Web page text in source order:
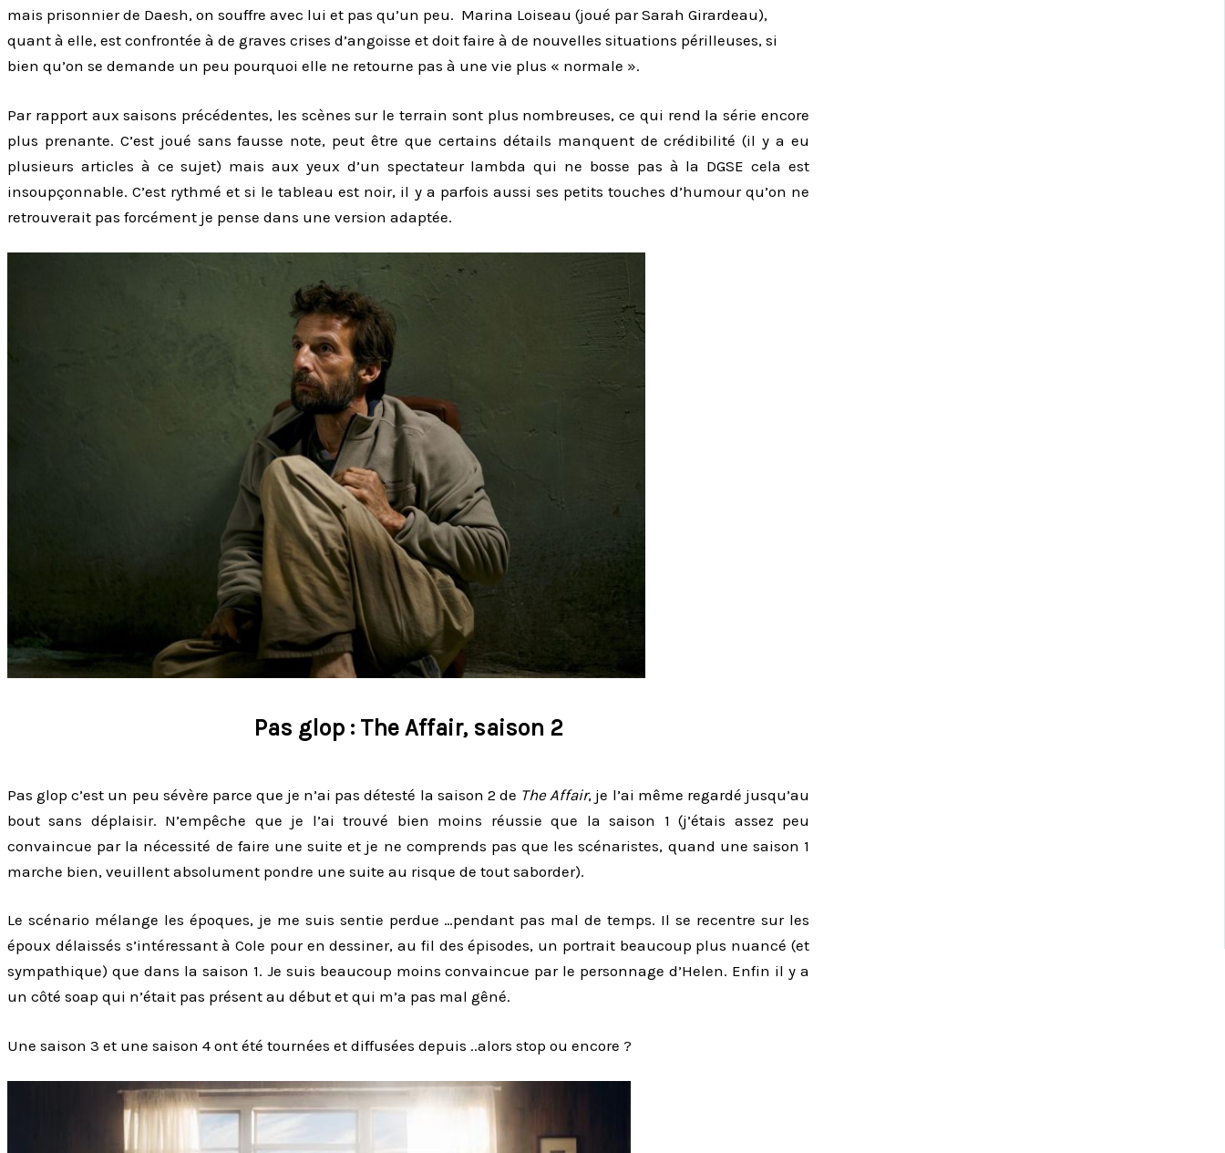
mais prisonnier de Daesh, on souffre avec lui et pas qu’un peu. Marina Loiseau (joué par Sarah Girardeau),
quant à elle, est confrontée à de graves crises d’angoisse et doit faire à de nouvelles situations périlleuses, si
bien qu’on se demande un peu pourquoi elle ne retourne pas à une vie plus « normale ».
Par rapport aux saisons précédentes, les scènes sur le terrain sont plus nombreuses, ce qui rend la série encore
plus prenante. C’est joué sans fausse note, peut être que certains détails manquent de crédibilité (il y a eu
plusieurs articles à ce sujet) mais aux yeux d’un spectateur lambda qui ne bosse pas à la DGSE cela est
insoupçonnable. C’est rythmé et si le tableau est noir, il y a parfois aussi ses petits touches d’humour qu’on ne
retrouverait pas forcément je pense dans une version adaptée.
Pas glop : The Affair, saison 2
Pas glop c’est un peu sévère parce que je n’ai pas détesté la saison 2 de The Affair, je l’ai même regardé jusqu’au
bout sans déplaisir. N’empêche que je l’ai trouvé bien moins réussie que la saison 1 (j’étais assez peu
convaincue par la nécessité de faire une suite et je ne comprends pas que les scénaristes, quand une saison 1
marche bien, veuillent absolument pondre une suite au risque de tout saborder).
Le scénario mélange les époques, je me suis sentie perdue …pendant pas mal de temps. Il se recentre sur les
époux délaissés s’intéressant à Cole pour en dessiner, au fil des épisodes, un portrait beaucoup plus nuancé (et
sympathique) que dans la saison 1. Je suis beaucoup moins convaincue par le personnage d’Helen. Enfin il y a
un côté soap qui n’était pas présent au début et qui m’a pas mal gêné.
Une saison 3 et une saison 4 ont été tournées et diffusées depuis ..alors stop ou encore ?